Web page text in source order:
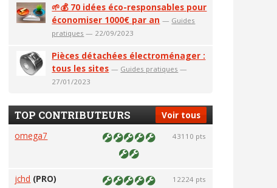
🌱💰 70 idées éco-responsables pour
économiser 1000€ par an — Guides
pratiques — 22/09/2023
Pièces détachées électroménager :
tous les sites — Guides pratiques —
27/01/2023
Voir tous
TOP CONTRIBUTEURS
omega7 43110 pts
jchd (PRO) 12224 pts